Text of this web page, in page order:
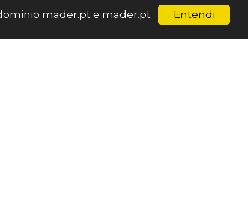
Entendi
mader.pt e mader.pt